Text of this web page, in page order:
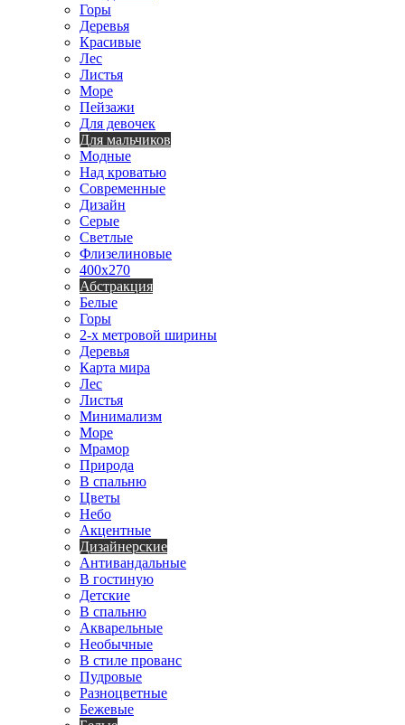
Горы
Деревья
Красивые
Лес
Листья
Море
Пейзажи
Для девочек
Для мальчиков
Модные
Над кроватью
Современные
Дизайн
Серые
Светлые
Флизелиновые
400х270
Абстракция
Белые
Горы
2-х метровой ширины
Деревья
Карта мира
Лес
Листья
Минимализм
Море
Мрамор
Природа
В спальню
Цветы
Небо
Акцентные
Дизайнерские
Антивандальные
В гостиную
Детские
В спальню
Акварельные
Необычные
В стиле прованс
Пудровые
Разноцветные
Бежевые